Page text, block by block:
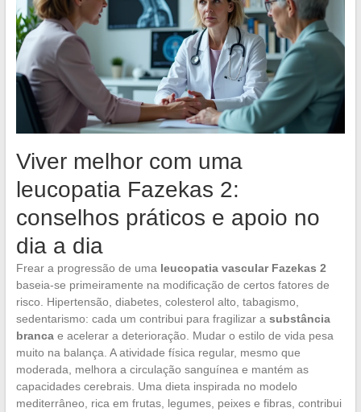
Viver melhor com uma
leucopatia Fazekas 2:
conselhos práticos e apoio no
dia a dia
Frear a progressão de uma leucopatia vascular Fazekas 2
baseia-se primeiramente na modificação de certos fatores de
risco. Hipertensão, diabetes, colesterol alto, tabagismo,
sedentarismo: cada um contribui para fragilizar a substância
brancae acelerar a deterioração. Mudar o estilo de vida pesa
muito na balança. A atividade física regular, mesmo que
moderada, melhora a circulação sanguínea e mantém as
capacidades cerebrais. Uma dieta inspirada no modelo
mediterrâneo, rica em frutas, legumes, peixes e fibras, contribui